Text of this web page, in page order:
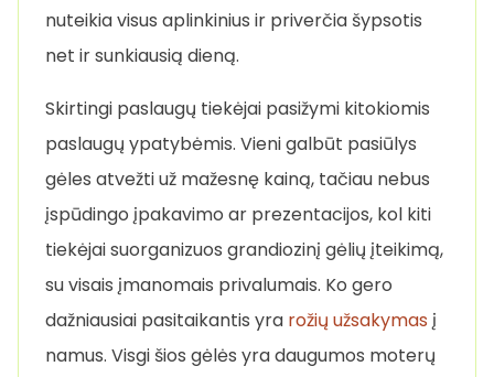
nuteikia visus aplinkinius ir priverčia šypsotis
net ir sunkiausią dieną.
Skirtingi paslaugų tiekėjai pasižymi kitokiomis
paslaugų ypatybėmis. Vieni galbūt pasiūlys
gėles atvežti už mažesnę kainą, tačiau nebus
įspūdingo įpakavimo ar prezentacijos, kol kiti
tiekėjai suorganizuos grandiozinį gėlių įteikimą,
su visais įmanomais privalumais. Ko gero
dažniausiai pasitaikantis yra rožių užsakymas į
namus. Visgi šios gėlės yra daugumos moterų